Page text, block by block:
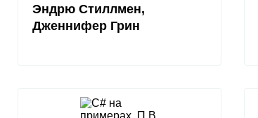
Эндрю Стиллмен,
Дженнифер Грин